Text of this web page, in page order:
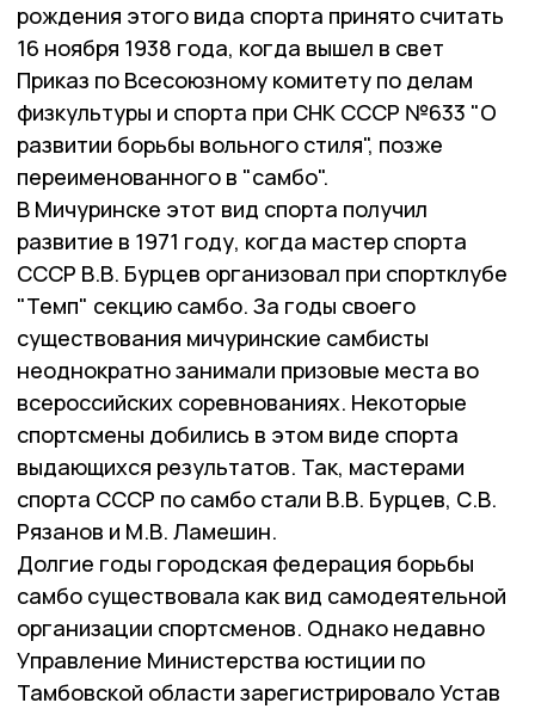
рождения этого вида спорта принято считать
16 ноября 1938 года, когда вышел в свет
Приказ по Всесоюзному комитету по делам
физкультуры и спорта при СНК СССР №633 "О
развитии борьбы вольного стиля", позже
переименованного в "самбо".
В Мичуринске этот вид спорта получил
развитие в 1971 году, когда мастер спорта
СССР В.В. Бурцев организовал при спортклубе
"Темп" секцию самбо. За годы своего
существования мичуринские самбисты
неоднократно занимали призовые места во
всероссийских соревнованиях. Некоторые
спортсмены добились в этом виде спорта
выдающихся результатов. Так, мастерами
спорта СССР по самбо стали В.В. Бурцев, С.В.
Рязанов и М.В. Ламешин.
Долгие годы городская федерация борьбы
самбо существовала как вид самодеятельной
организации спортсменов. Однако недавно
Управление Министерства юстиции по
Тамбовской области зарегистрировало Устав